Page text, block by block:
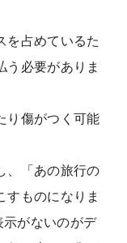
を占めているた
う必要がありま
り傷がつく可能
、「あの旅行の
すものになりま
がないのがデ